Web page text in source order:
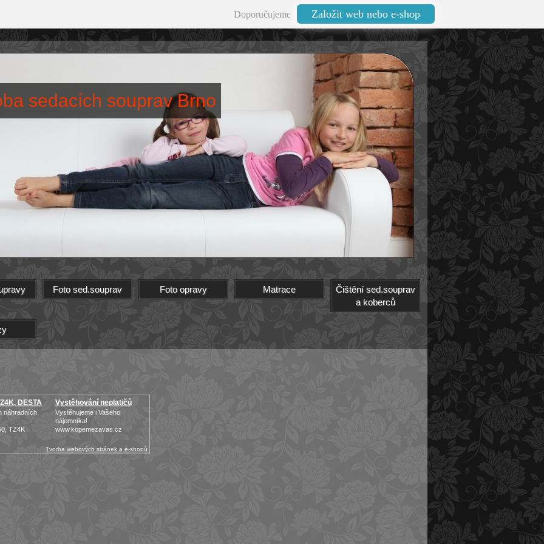
Doporučujeme Založit web nebo e-shop
sedacích souprav Brno
Foto sed.souprav Foto opravy Matrace
Čištění sed.souprav
a koberců
DESTA
náhradních
TZ4K
Vystěhování neplatičů
Vystěhujeme i Vašeho
nájemníka!
www.kopemezavas.cz
Tvorba webových stránek a e-shopů